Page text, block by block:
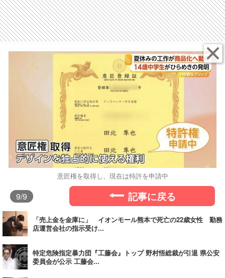
意匠権を取得し、現在は特許を申請中
9/9 記事に戻る
「売上金を金庫に」 イオンモール熊本で死亡の22歳女性 勤務
店運営会社の指示受け...
特定危険指定暴力団『工藤会』トップ 野村悟総裁が引退 県公安
委員会が公示 工藤会...